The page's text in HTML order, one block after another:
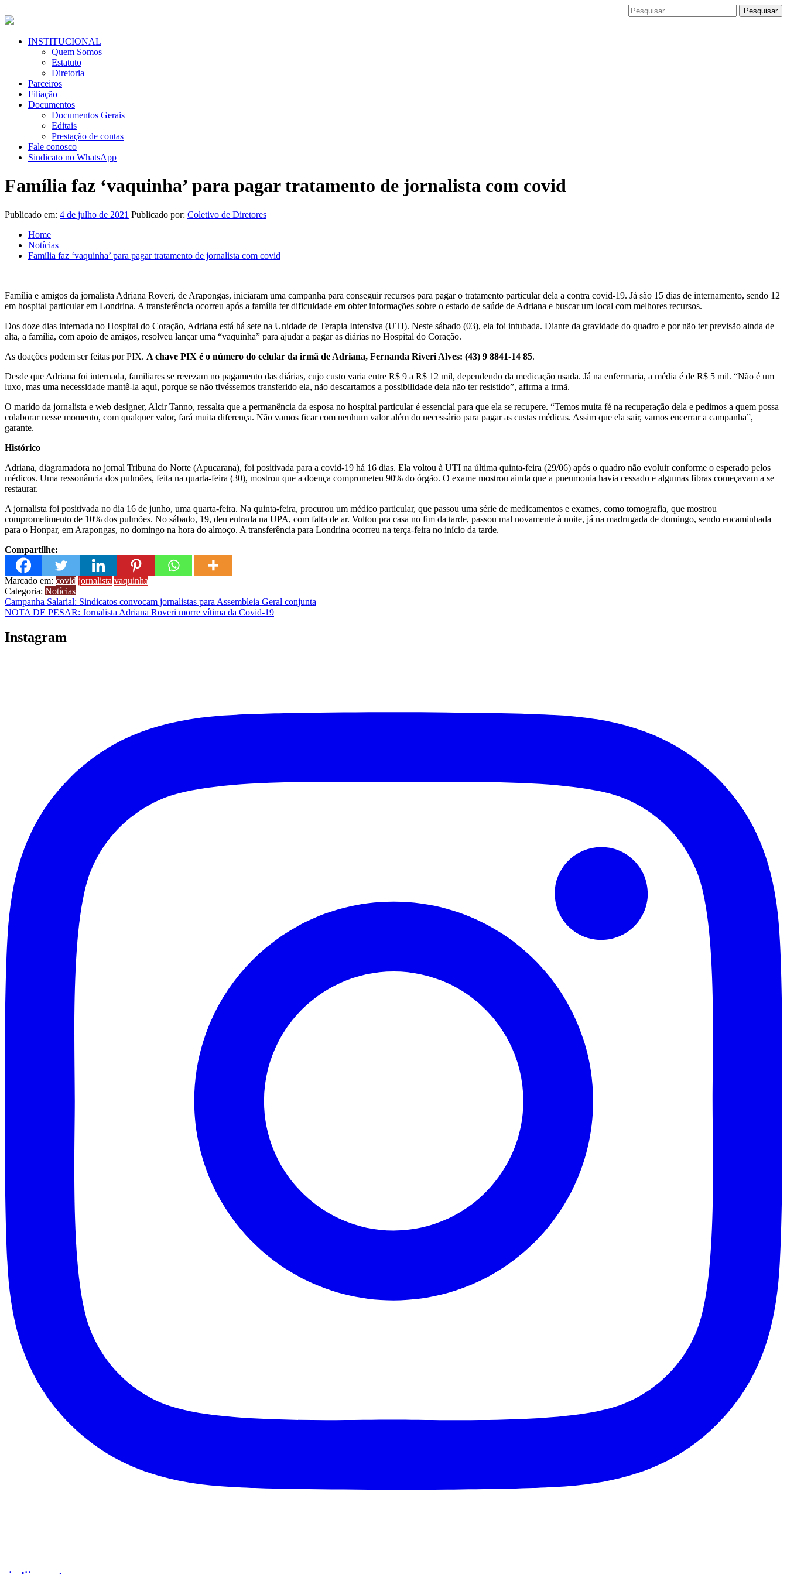
para
conteúdo
Pesquisar
por:
Menu
INSTITUCIONAL
Quem Somos
Estatuto
Diretoria
Parceiros
Filiação
Documentos
Documentos Gerais
Editais
Prestação de contas
Fale conosco
Sindicato no WhatsApp
Família faz ‘vaquinha’ para pagar tratamento de jornalista com covid
Publicado em: 4 de julho de 2021 Publicado por: Coletivo de Diretores
Home
Notícias
Família faz ‘vaquinha’ para pagar tratamento de jornalista com covid
Família e amigos da jornalista Adriana Roveri, de Arapongas, iniciaram uma campanha para conseguir recursos para pagar o tratamento particular dela a contra covid-19. Já são 15 dias de internamento, sendo 12
em hospital particular em Londrina. A transferência ocorreu após a família ter dificuldade em obter informações sobre o estado de saúde de Adriana e buscar um local com melhores recursos.
Dos doze dias internada no Hospital do Coração, Adriana está há sete na Unidade de Terapia Intensiva (UTI). Neste sábado (03), ela foi intubada. Diante da gravidade do quadro e por não ter previsão ainda de
alta, a família, com apoio de amigos, resolveu lançar uma “vaquinha” para ajudar a pagar as diárias no Hospital do Coração.
As doações podem ser feitas por PIX. A chave PIX é o número do celular da irmã de Adriana, Fernanda Riveri Alves: (43) 9 8841-14 85.
Desde que Adriana foi internada, familiares se revezam no pagamento das diárias, cujo custo varia entre R$ 9 a R$ 12 mil, dependendo da medicação usada. Já na enfermaria, a média é de R$ 5 mil. “Não é um
luxo, mas uma necessidade mantê-la aqui, porque se não tivéssemos transferido ela, não descartamos a possibilidade dela não ter resistido”, afirma a irmã.
O marido da jornalista e web designer, Alcir Tanno, ressalta que a permanência da esposa no hospital particular é essencial para que ela se recupere. “Temos muita fé na recuperação dela e pedimos a quem possa
colaborar nesse momento, com qualquer valor, fará muita diferença. Não vamos ficar com nenhum valor além do necessário para pagar as custas médicas. Assim que ela sair, vamos encerrar a campanha”,
garante.
Histórico
Adriana, diagramadora no jornal Tribuna do Norte (Apucarana), foi positivada para a covid-19 há 16 dias. Ela voltou à UTI na última quinta-feira (29/06) após o quadro não evoluir conforme o esperado pelos
médicos. Uma ressonância dos pulmões, feita na quarta-feira (30), mostrou que a doença comprometeu 90% do órgão. O exame mostrou ainda que a pneumonia havia cessado e algumas fibras começavam a se
restaurar.
A jornalista foi positivada no dia 16 de junho, uma quarta-feira. Na quinta-feira, procurou um médico particular, que passou uma série de medicamentos e exames, como tomografia, que mostrou
comprometimento de 10% dos pulmões. No sábado, 19, deu entrada na UPA, com falta de ar. Voltou pra casa no fim da tarde, passou mal novamente à noite, já na madrugada de domingo, sendo encaminhada
para o Honpar, em Arapongas, no domingo na hora do almoço. A transferência para Londrina ocorreu na terça-feira no início da tarde.
Compartilhe:
Marcado em: covid jornalista vaquinha
Categoria: Notícias
Navegação
de
Post
Campanha Salarial: Sindicatos convocam jornalistas para Assembleia Geral conjunta
NOTA DE PESAR: Jornalista Adriana Roveri morre vítima da Covid-19
Instagram